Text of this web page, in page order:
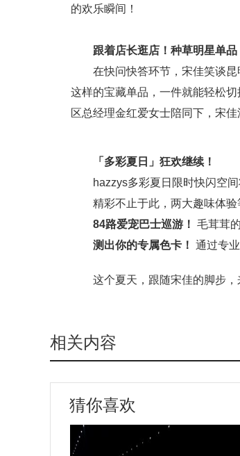
的欢乐瞬间！
跟着店长逛店！种草明星单品
在快问快答环节，宋佳笑谈
这样的宝藏单品，一件就能轻松
区总经理金红爱女士陪同下，宋
「多彩夏日」狂欢继续！
hazzys多彩夏日限时快闪空
精彩不止于此，两大趣味体验
84路爱宠巴士巡游！ 毛茸茸
测出你的专属色卡！ 通过专
这个夏天，跟随宋佳的脚步
相关内容
猜你喜欢